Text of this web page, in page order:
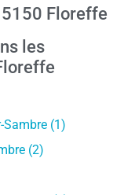
Floreffe
les
Sambre (1)
(2)